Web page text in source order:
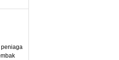
peniaga